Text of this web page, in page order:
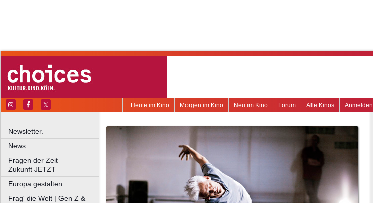
Anmelden
Alle Kinos
Forum
Neu im Kino
Morgen im Kino
Heute im Kino
Newsletter.
News.
Fragen der Zeit
Zukunft JETZT
Europa gestalten
Frag' die Welt | Gen Z &